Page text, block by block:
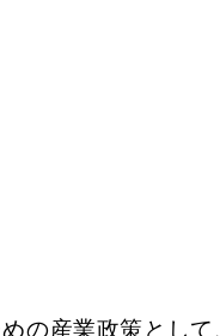
の産業政策とし